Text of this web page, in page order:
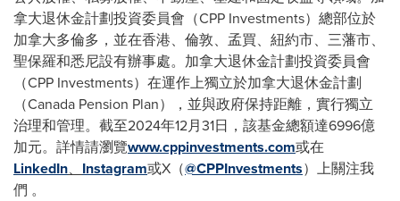
拿大退休金計劃投資委員會（CPP Investments）總部位於
加拿大多倫多，並在香港、倫敦、孟買、紐約市、三藩市、
聖保羅和悉尼設有辦事處。加拿大退休金計劃投資委員會
（CPP Investments）在運作上獨立於加拿大退休金計劃
（Canada Pension Plan），並與政府保持距離，實行獨立
治理和管理。截至2024年12月31日，該基金總額達6996億
加元。詳情請瀏覽www.cppinvestments.com或在
LinkedIn、 Instagram或X（@CPPInvestments）上關注我
們 。